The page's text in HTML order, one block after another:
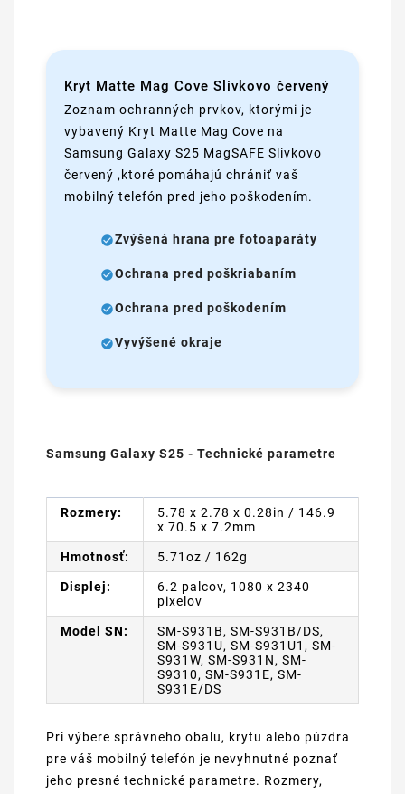
Kryt Matte Mag Cove Slivkovo červený
Zoznam ochranných prvkov, ktorými je
vybavený Kryt Matte Mag Cove na
Samsung Galaxy S25 MagSAFE Slivkovo
červený ,ktoré pomáhajú chrániť vaš
mobilný telefón pred jeho poškodením.
Zvýšená hrana pre fotoaparáty
Ochrana pred poškriabaním
Ochrana pred poškodením
Vyvýšené okraje
Samsung Galaxy S25 - Technické parametre
Rozmery:
5.78 x 2.78 x 0.28in / 146.9
x 70.5 x 7.2mm
Hmotnosť: 5.71oz / 162g
Displej:
6.2 palcov, 1080 x 2340
pixelov
Model SN:
SM-S931B, SM-S931B/DS,
SM-S931U, SM-S931U1, SM-
S931W, SM-S931N, SM-
S9310, SM-S931E, SM-
S931E/DS
Pri výbere správneho obalu, krytu alebo púzdra
pre váš mobilný telefón je nevyhnutné poznať
jeho presné technické parametre. Rozmery,